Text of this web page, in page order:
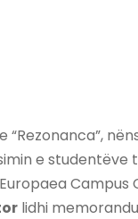
e
Campus
lidhi